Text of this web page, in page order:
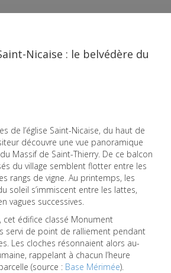
Nicaise : le belvédère du
de l’église Saint-Nicaise, du haut de
découvre une vue panoramique
Massif de Saint-Thierry. De ce balcon
du village semblent flotter entre les
rangs de vigne. Au printemps, les
soleil s’immiscent entre les lattes,
vagues successives.
cet édifice classé Monument
servi de point de ralliement pendant
Les cloches résonnaient alors au-
rappelant à chacun l’heure
(source : Base Mérimée).